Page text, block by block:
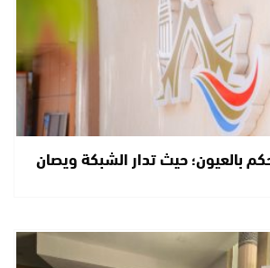
بالعيون؛ حيث تدار الشبكة ويصان